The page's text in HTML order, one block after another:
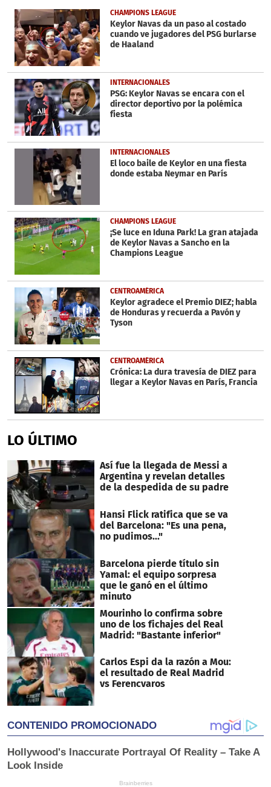
14
seconds
CHAMPIONS LEAGUE
Keylor Navas da un paso al costado
cuando ve jugadores del PSG burlarse
de Haaland
INTERNACIONALES
PSG: Keylor Navas se encara con el
director deportivo por la polémica
fiesta
INTERNACIONALES
El loco baile de Keylor en una fiesta
donde estaba Neymar en París
CHAMPIONS LEAGUE
¡Se luce en Iduna Park! La gran atajada
de Keylor Navas a Sancho en la
Champions League
CENTROAMÉRICA
Keylor agradece el Premio DIEZ; habla
de Honduras y recuerda a Pavón y
Tyson
CENTROAMÉRICA
Crónica: La dura travesía de DIEZ para
llegar a Keylor Navas en París, Francia
LO ÚLTIMO
Así fue la llegada de Messi a
Argentina y revelan detalles
de la despedida de su padre
Hansi Flick ratifica que se va
del Barcelona: "Es una pena,
no pudimos..."
Barcelona pierde título sin
Yamal: el equipo sorpresa
que le ganó en el último
minuto
Mourinho lo confirma sobre
uno de los fichajes del Real
Madrid: "Bastante inferior"
Carlos Espi da la razón a Mou:
el resultado de Real Madrid
vs Ferencvaros